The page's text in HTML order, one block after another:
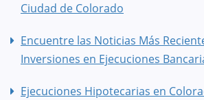
Ciudad de Colorado
Encuentre las Noticias Más
Inversiones en Ejecuciones
Ejecuciones Hipotecarias en